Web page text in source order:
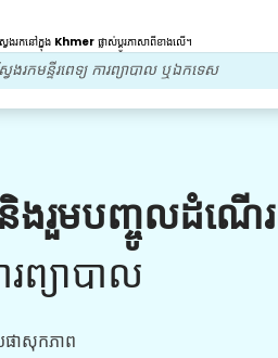
ែងរកនៅក្នុង Khmer ផ្លាស់ប្តូរភាសាពីខាងលើ។
រួមបញ្ចូលដំណើរ
ព្យាបាល
ផាសុកភាព
ះ
ណ្ឌិតដែល
ពិសោធន៍